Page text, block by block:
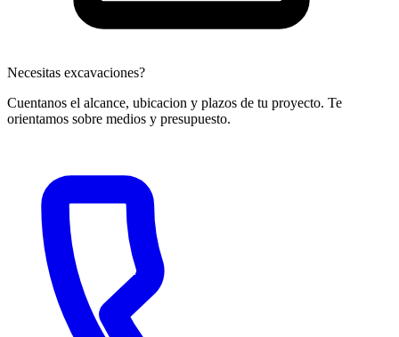
Necesitas excavaciones?
Cuentanos el alcance, ubicacion y plazos de tu proyecto. Te
orientamos sobre medios y presupuesto.